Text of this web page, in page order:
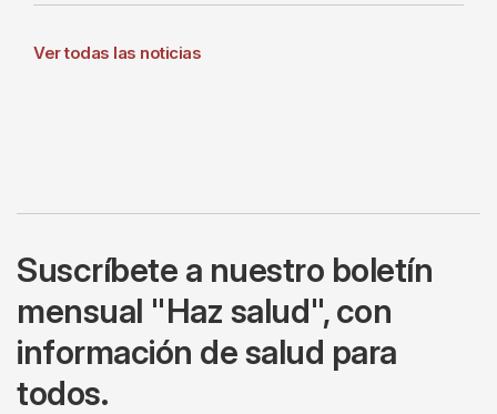
Ver todas las noticias
Suscríbete a nuestro boletín
mensual "Haz salud", con
información de salud para
todos.